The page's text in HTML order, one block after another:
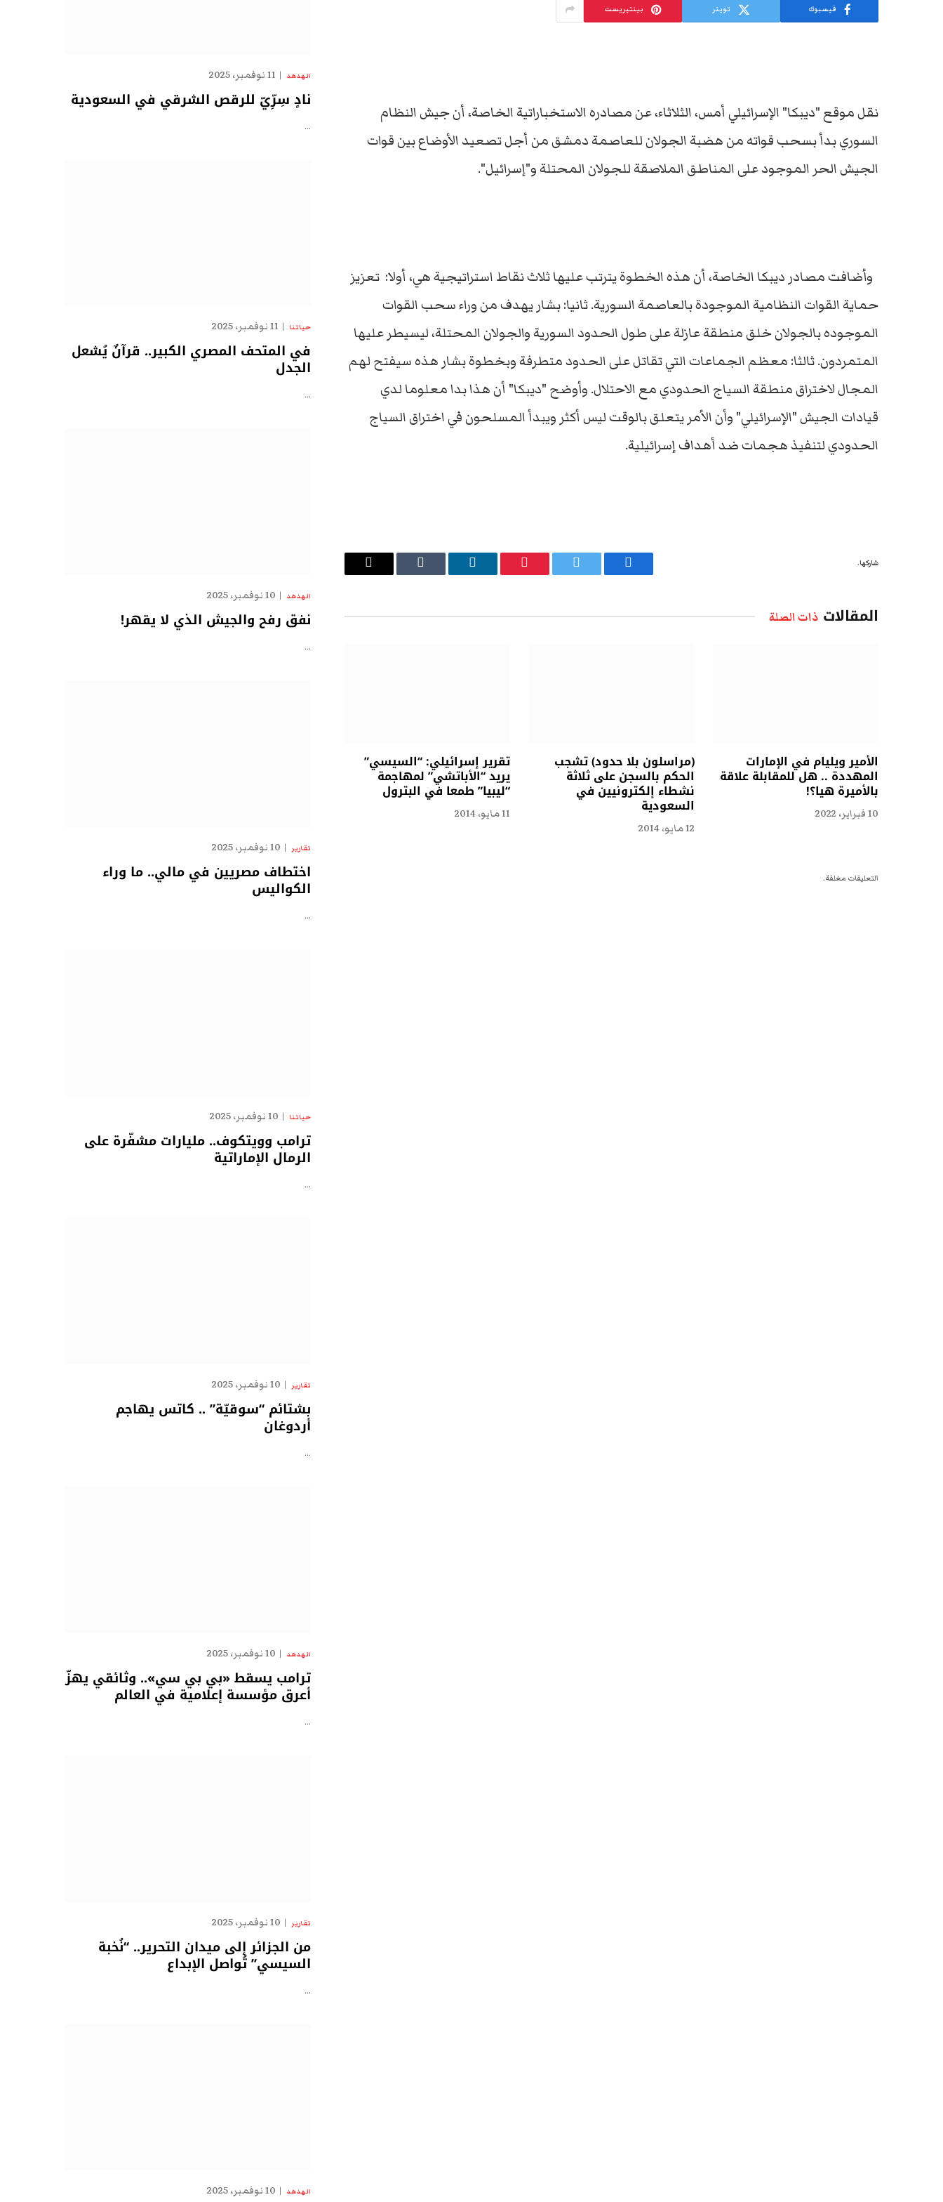
فيسبوك تويتر بينتيريست
نقل موقع "ديبكا" الإسرائيلي أمس، الثلاثاء، عن مصادره الاستخباراتية الخاصة، أن جيش النظام
السوري بدأ بسحب قواته من هضبة الجولان للعاصمة دمشق من أجل تصعيد الأوضاع بين قوات
الجيش الحر الموجود على المناطق الملاصقة للجولان المحتلة و"إسرائيل".
وأضافت مصادر ديبكا الخاصة، أن هذه الخطوة يترتب عليها ثلاث نقاط استراتيجية هي، أولا: تعزيز
حماية القوات النظامية الموجودة بالعاصمة السورية. ثانيا: بشار يهدف من وراء سحب القوات
الموجوده بالجولان خلق منطقة عازلة على طول الحدود السورية والجولان المحتلة، ليسيطر عليها
المتمردون. ثالثا: معظم الجماعات التي تقاتل على الحدود متطرفة وبخطوة بشار هذه سيفتح لهم
المجال لاختراق منطقة السياج الحدودي مع الاحتلال. وأوضح "ديبكا" أن هذا بدا معلوما لدي
قيادات الجيش "الإسرائيلي" وأن الأمر يتعلق بالوقت ليس أكثر ويبدأ المسلحون في اختراق السياج
الحدودي لتنفيذ هجمات ضد أهداف إسرائيلية.
شاركها.
فيسبوك تويتر بينتيريست لينكدإن Tumblr
البريد
المقالات ذات الصلة
الأمير ويليام في الإمارات
المهددة .. هل للمقابلة علاقة
بالأميرة هيا؟!
10 فبراير، 2022
(مراسلون بلا حدود) تشجب
الحكم بالسجن على ثلاثة
نشطاء إلكترونيين في
السعودية
12 مايو، 2014
تقرير إسرائيلي: “السيسي”
يريد “الأباتشي” لمهاجمة
“ليبيا” طمعا في البترول
11 مايو، 2014
التعليقات مغلقة.
الهدهد 11 نوفمبر، 2025
نادٍ سِرِّيّ للرقص الشرقي في السعودية
…
حياتنا 11 نوفمبر، 2025
في المتحف المصري الكبير.. قرآنٌ يُشعل
الجدل
…
الهدهد 10 نوفمبر، 2025
نفق رفح والجيش الذي لا يقهر!
…
تقارير 10 نوفمبر، 2025
اختطاف مصريين في مالي.. ما وراء
الكواليس
…
حياتنا 10 نوفمبر، 2025
ترامب وويتكوف.. مليارات مشفّرة على
الرمال الإماراتية
…
تقارير 10 نوفمبر، 2025
بشتائم “سوقيّة” .. كاتس يهاجم
أردوغان
…
الهدهد 10 نوفمبر، 2025
ترامب يسقط «بي بي سي».. وثائقي يهزّ
أعرق مؤسسة إعلامية في العالم
…
تقارير 10 نوفمبر، 2025
من الجزائر إلى ميدان التحرير.. “نُخبة
السيسي” تُواصل الإبداع
…
الهدهد 10 نوفمبر، 2025